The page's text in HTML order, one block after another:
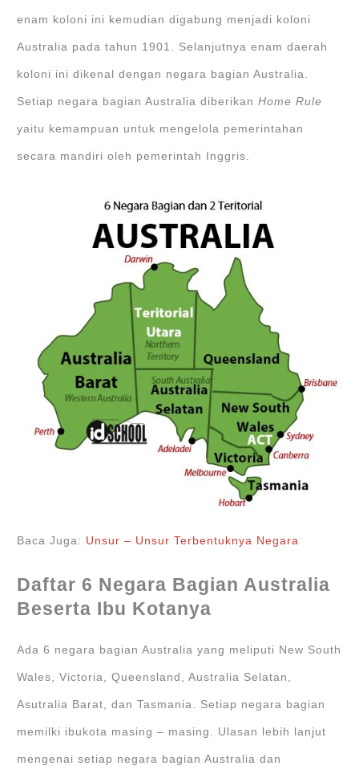
enam koloni ini kemudian digabung menjadi koloni
Australia pada tahun 1901. Selanjutnya enam daerah
koloni ini dikenal dengan negara bagian Australia.
Setiap negara bagian Australia diberikanHome Rule
yaitu kemampuan untuk mengelola pemerintahan
secara mandiri oleh pemerintah Inggris.
Baca Juga: Unsur – Unsur Terbentuknya Negara
Daftar 6 Negara Bagian Australia
Beserta Ibu Kotanya
Ada 6 negara bagian Australia yang meliputi New South
Wales, Victoria, Queensland, Australia Selatan,
Asutralia Barat, dan Tasmania. Setiap negara bagian
memilki ibukota masing – masing. Ulasan lebih lanjut
mengenai setiap negara bagian Australia dan